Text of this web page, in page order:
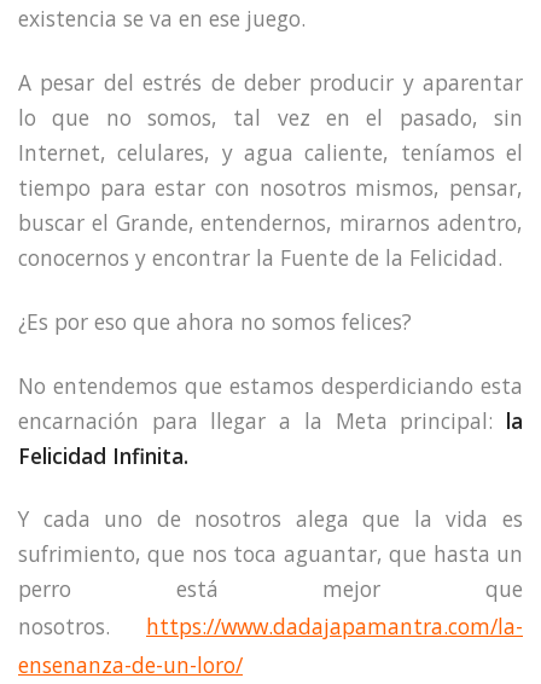
existencia se va en ese juego.
A pesar del estrés de deber producir y aparentar
lo que no somos, tal vez en el pasado, sin
Internet, celulares, y agua caliente, teníamos el
tiempo para estar con nosotros mismos, pensar,
buscar el Grande, entendernos, mirarnos adentro,
conocernos y encontrar la Fuente de la Felicidad.
¿Es por eso que ahora no somos felices?
No entendemos que estamos desperdiciando esta
encarnación para llegar a la Meta principal: la
Felicidad Infinita.
Y cada uno de nosotros alega que la vida es
sufrimiento, que nos toca aguantar, que hasta un
perro está mejor que
nosotros. https://www.dadajapamantra.com/la-
ensenanza-de-un-loro/